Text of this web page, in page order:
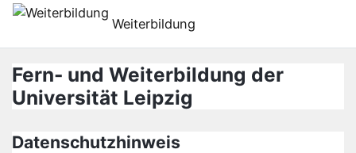
Gå til hovedindhold
Weiterbildung
Fern- und Weiterbildung der
Universität Leipzig
Datenschutzhinweis